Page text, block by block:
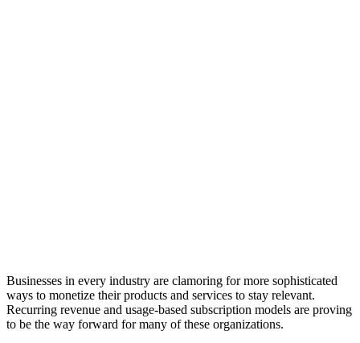
Businesses in every industry are clamoring for more sophisticated
ways to monetize their products and services to stay relevant.
Recurring revenue and usage-based subscription models are proving
to be the way forward for many of these organizations.